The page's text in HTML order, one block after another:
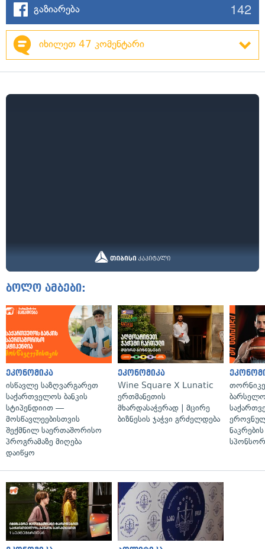
გაზიარება 142
იხილეთ 47 კომენტარი
ბოლო ამბები:
ეკონომიკა
ისწავლე საზღვარგარეთ
საქართველოს ბანკის
სტიპენდიით —
მოსწავლეებისთვის
შექმნილ საერთაშორისო
პროგრამაზე მიღება
დაიწყო
ეკონომიკა
Wine Square X Lunatic
ერთმანეთის
მხარდასაჭერად | მცირე
ბიზნესის ჯაჭვი გრძელდება